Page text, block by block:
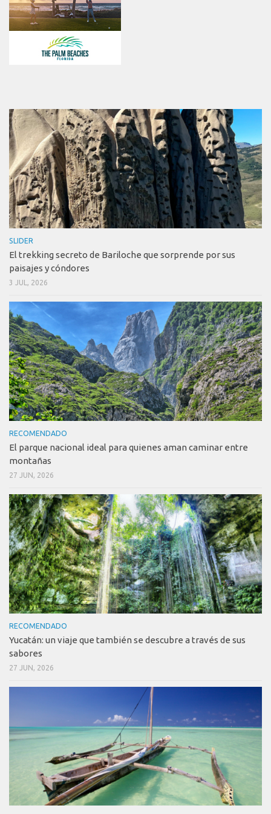
SLIDER
El trekking secreto de Bariloche que sorprende por sus
paisajes y cóndores
3 JUL, 2026
RECOMENDADO
El parque nacional ideal para quienes aman caminar entre
montañas
27 JUN, 2026
RECOMENDADO
Yucatán: un viaje que también se descubre a través de sus
sabores
27 JUN, 2026